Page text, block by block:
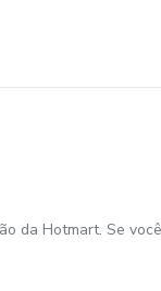
da Hotmart. Se